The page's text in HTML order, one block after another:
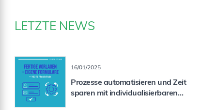
LETZTE NEWS
16/01/2025
Prozesse automatisieren und Zeit
sparen mit individualisierbaren